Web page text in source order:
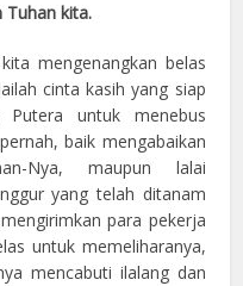
Tuhan kita.
mengenangkan belas
cinta kasih yang siap
Putera untuk menebus
baik mengabaikan
Nya, maupun lalai
yang telah ditanam
para pekerja
untuk memeliharanya,
mencabuti ilalang dan